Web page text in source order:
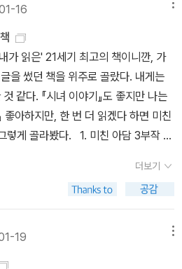
도 읽으면서 1권을 환기하게 된다. 1
비나 렌과 연결이 되기 때문이다. 토
정이 손에 땀을 쥐고 읽게 하고, 소설
된 사람들의 이름을 찾아보는 재미도
, 이 소설에 나온 날짜 이름이 된 인물
태 운동가들 열전이 되기도 하겠다는
이다.. 이번 사태가 과연 자연발생적
던 괴담처럼) 중국 우한의 한 연구소
밝혀지기까지는 많은 시간이 걸릴
능할 지도 모른다.. 어떤 집단의 의도
으니까.. 코로나 19의 낮은 치사율이
른다.. 하지만 이번 사태가 우리에게 주
이러스균을 퍼뜨리는 것에 의해 한
사회가 자유로울 수 있을까 하는 두려움
도, 아니 안타깝게도 이미 그러한 상
성취를 이루어내지 않았는가.. <인류
은 가시적인 것이 되었다.. 2월 28일
다..전작 <오릭스와 크레이그>를 읽은
트폰 시대로 접어들면서, 책 한 권을
16
가 읽은' 21세기 최고의 책이니깐, 가
을 썼던 책을 위주로 골랐다. ​내게는
같다. 『시녀 이야기』도 좋지만 나는
좋아하지만, 한 번 더 읽겠다 하면 미친
1. 미친 아담 3부작 ​애
강 작가님도 타셔야 해서, 올해는 어쩔
계엄'이라 딱이었구요. 오래오래 사세
구 ​이 책 읽어
나 역시 얇지 않은 이 책을 읽으며 팔
그리고 다음 밤을 하얗게 지새웠던 기
더보기
19